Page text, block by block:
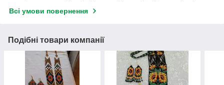
Всі умови повернення
Подібні товари компанії